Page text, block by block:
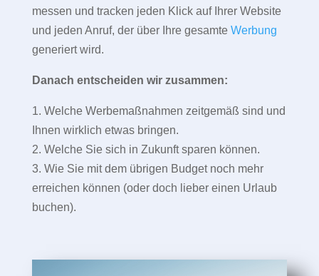
messen und tracken jeden Klick auf Ihrer Website
und jeden Anruf, der über Ihre gesamte Werbung
generiert wird.
Danach entscheiden wir zusammen:
1. Welche Werbemaßnahmen zeitgemäß sind und
Ihnen wirklich etwas bringen.
2. Welche Sie sich in Zukunft sparen können.
3. Wie Sie mit dem übrigen Budget noch mehr
erreichen können (oder doch lieber einen Urlaub
buchen).